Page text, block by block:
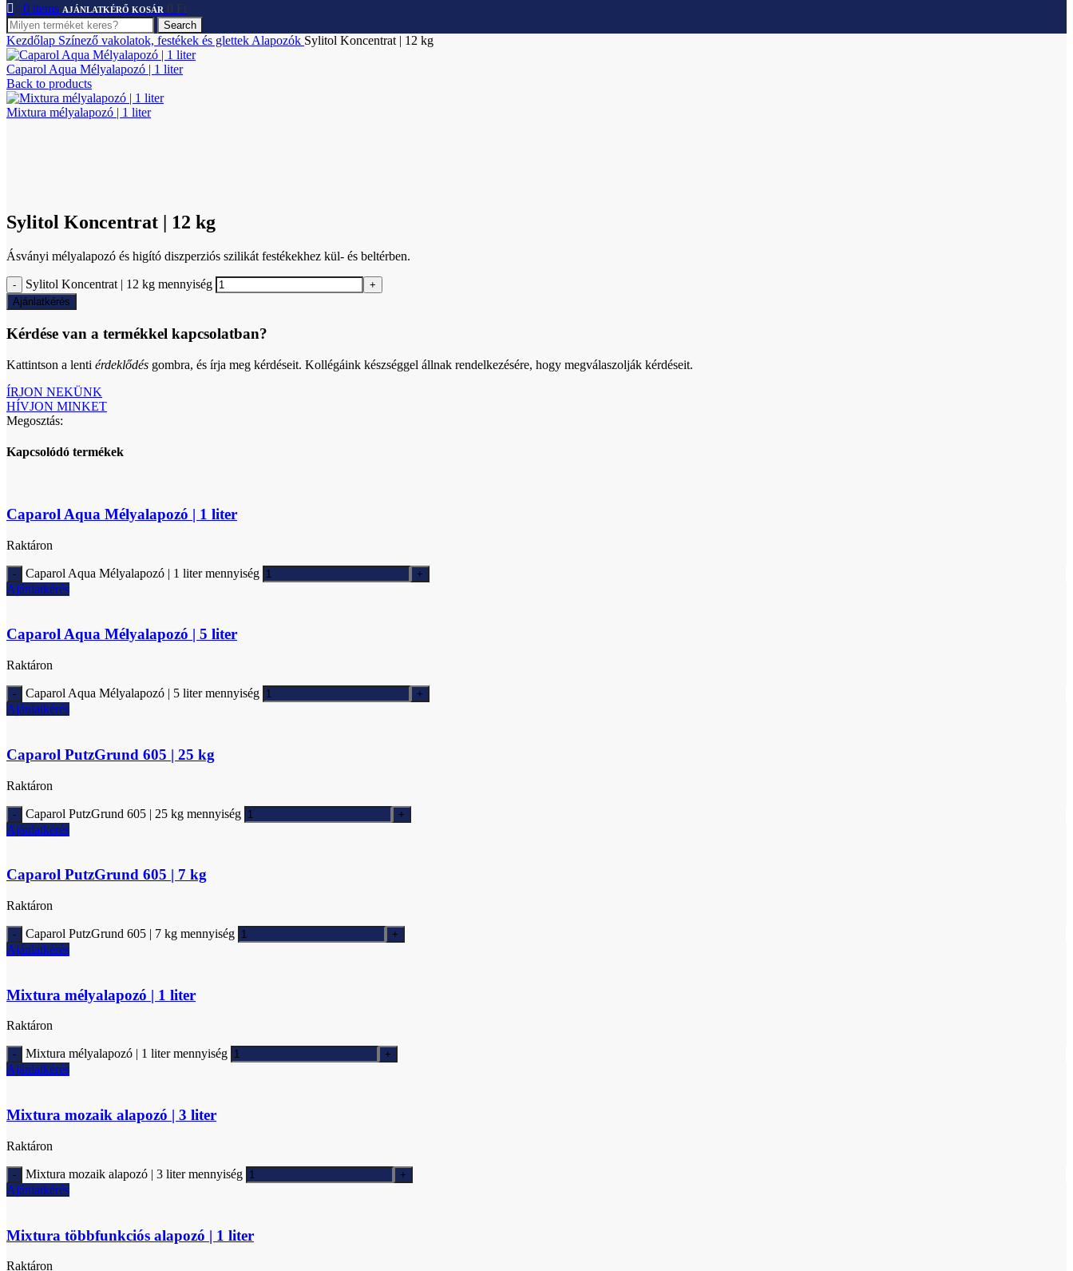
0 items 0 Ft
Search
Kezdőlap Színező vakolatok, festékek és glettek Alapozók Sylitol Koncentrat | 12 kg
Caparol Aqua Mélyalapozó | 1 liter
Back to products
Mixtura mélyalapozó | 1 liter
Sylitol Koncentrat | 12 kg
Ásványi mélyalapozó és higító diszperziós szilikát festékekhez kül- és beltérben.
Sylitol Koncentrat | 12 kg mennyiség
Ajánlatkérés
Kérdése van a termékkel kapcsolatban?
Kattintson a lenti érdeklődés gombra, és írja meg kérdéseit. Kollégáink készséggel állnak rendelkezésére, hogy megválaszolják kérdéseit.
ÍRJON NEKÜNK
HÍVJON MINKET
Megosztás:
Kapcsolódó termékek
Caparol Aqua Mélyalapozó | 1 liter
Raktáron
Caparol Aqua Mélyalapozó | 1 liter mennyiség
Ajánlatkérés
Caparol Aqua Mélyalapozó | 5 liter
Raktáron
Caparol Aqua Mélyalapozó | 5 liter mennyiség
Ajánlatkérés
Caparol PutzGrund 605 | 25 kg
Raktáron
Caparol PutzGrund 605 | 25 kg mennyiség
Ajánlatkérés
Caparol PutzGrund 605 | 7 kg
Raktáron
Caparol PutzGrund 605 | 7 kg mennyiség
Ajánlatkérés
Mixtura mélyalapozó | 1 liter
Raktáron
Mixtura mélyalapozó | 1 liter mennyiség
Ajánlatkérés
Mixtura mozaik alapozó | 3 liter
Raktáron
Mixtura mozaik alapozó | 3 liter mennyiség
Ajánlatkérés
Mixtura többfunkciós alapozó | 1 liter
Raktáron